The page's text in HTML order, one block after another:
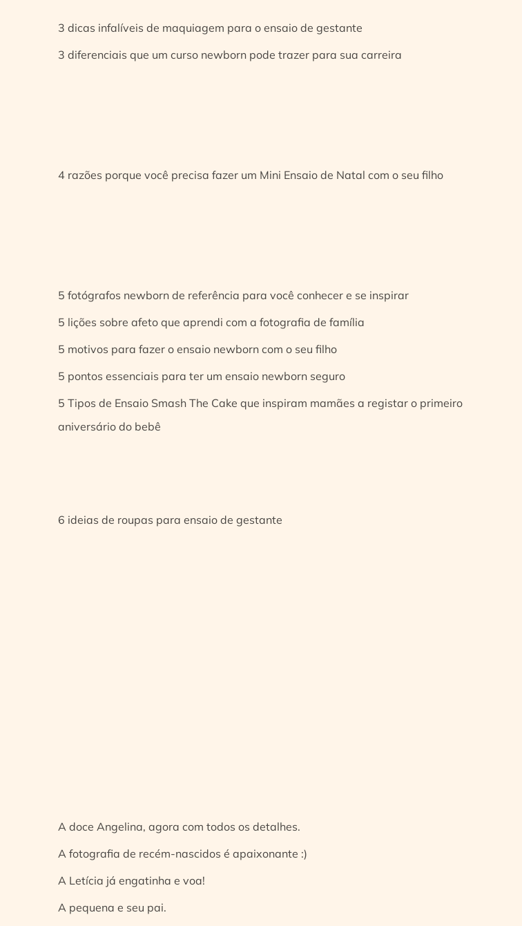
3 dicas infalíveis de maquiagem para o ensaio de gestante
3 diferenciais que um curso newborn pode trazer para sua carreira
4 razões porque você precisa fazer um Mini Ensaio de Natal com o seu filho
5 fotógrafos newborn de referência para você conhecer e se inspirar
5 lições sobre afeto que aprendi com a fotografia de família
5 motivos para fazer o ensaio newborn com o seu filho
5 pontos essenciais para ter um ensaio newborn seguro
5 Tipos de Ensaio Smash The Cake que inspiram mamães a registar o primeiro
aniversário do bebê
6 ideias de roupas para ensaio de gestante
A doce Angelina, agora com todos os detalhes.
A fotografia de recém-nascidos é apaixonante :)
A Letícia já engatinha e voa!
A pequena e seu pai.